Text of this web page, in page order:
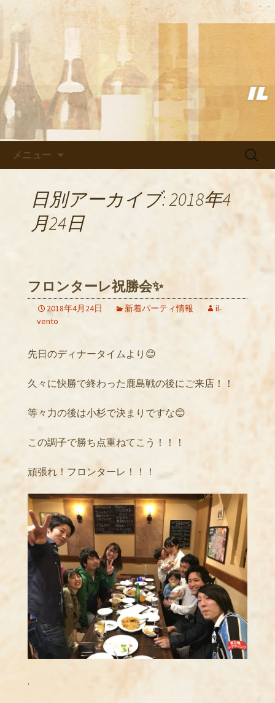
武蔵小杉の美味しいイタリアン
「イルヴェント」のブログ
武蔵小杉の美味しいイタリアン「イル
ヴェント」のブログ
メニュー
検
日別アーカイブ: 2018年4
月24日
フロンターレ祝勝会✨
2018年4月24日 新着パーティ情報
il-
vento
先日のディナータイムより😊
久々に快勝で終わった鹿島戦の後にご来店！！
等々力の後は小杉で決まりですな😊
この調子で勝ち点重ねてこう！！！
頑張れ！フロンターレ！！！
.